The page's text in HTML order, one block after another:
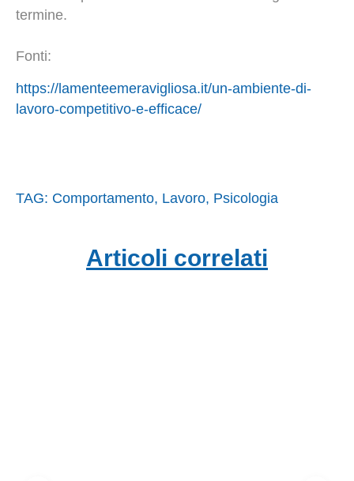
termine.
Fonti:
https://lamenteemeravigliosa.it/un-ambiente-di-
lavoro-competitivo-e-efficace/
TAG: Comportamento, Lavoro, Psicologia
Articoli correlati